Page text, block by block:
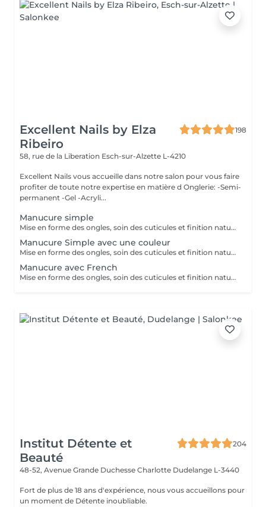
Excellent Nails by Elza
Ribeiro
198
58, rue de la Liberation Esch-sur-Alzette L-4210
Excellent Nails vous accueille dans notre salon pour vous faire
profiter de toute notre expertise en matière d Onglerie: -Semi-
permanent -Gel -Acryli...
Manucure simple
Mise en forme des ongles, soin des cuticules et finition naturelle pour des mains propres et soignée.
Manucure Simple avec une couleur
Mise en forme des ongles, soin des cuticules et finition naturelle (manicure simples) pour des mains propres et soignée avec une couleur.
Manucure avec French
Mise en forme des ongles, soin des cuticules et finition naturelle (manicure simples) pour des mains propres et soignée avec French.
Institut Détente et
Beauté
204
48-52, Avenue Grande Duchesse Charlotte Dudelange L-3440
Fort de plus de 18 ans d'expérience, nous vous accueillons pour
un moment de Détente inoubliable.